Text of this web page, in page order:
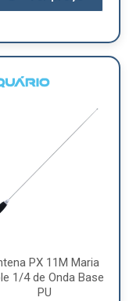
PX 11M Maria
1/4 de Onda Base
PU